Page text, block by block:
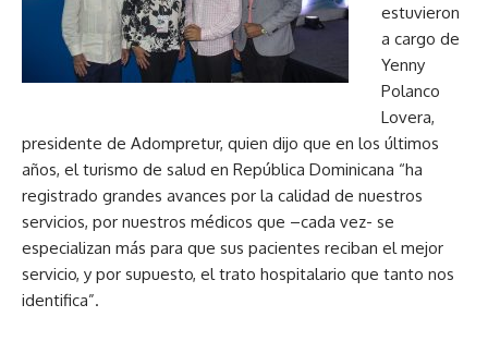
estuvieron
a cargo de
Yenny
Polanco
Lovera,
presidente de Adompretur, quien dijo que en los últimos
años, el turismo de salud en República Dominicana “ha
registrado grandes avances por la calidad de nuestros
servicios, por nuestros médicos que –cada vez- se
especializan más para que sus pacientes reciban el mejor
servicio, y por supuesto, el trato hospitalario que tanto nos
identifica”.